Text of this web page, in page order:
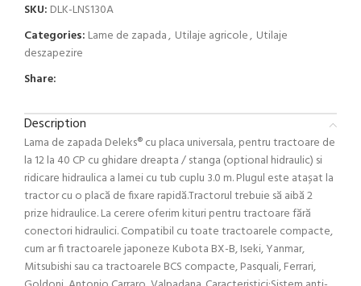
SKU: DLK-LNS130A
Categories: Lame de zapada, Utilaje agricole, Utilaje
deszapezire
Share:
Description
Lama de zapada Deleks® cu placa universala, pentru tractoare de
la 12 la 40 CP cu ghidare dreapta / stanga (optional hidraulic) si
ridicare hidraulica a lamei cu tub cuplu 3.0 m. Plugul este atașat la
tractor cu o placă de fixare rapidă.Tractorul trebuie să aibă 2
prize hidraulice. La cerere oferim kituri pentru tractoare fără
conectori hidraulici. Compatibil cu toate tractoarele compacte,
cum ar fi tractoarele japoneze Kubota BX-B, Iseki, Yanmar,
Mitsubishi sau ca tractoarele BCS compacte, Pasquali, Ferrari,